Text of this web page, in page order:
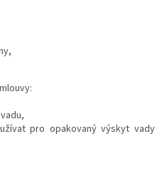
pro opakovaný výskyt vady